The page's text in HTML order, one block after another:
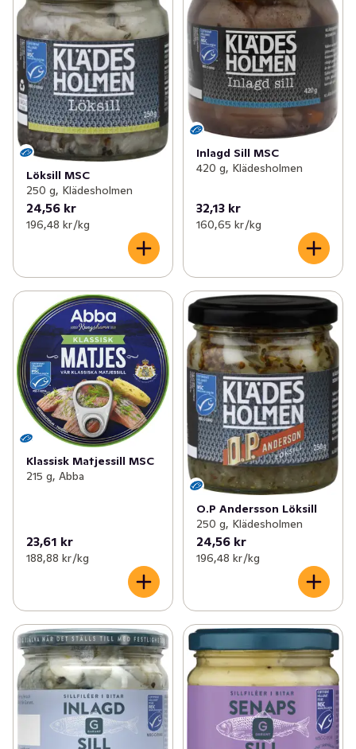
Löksill MSC
250 g, Klädesholmen
24,56 kr
196,48 kr /kg
Inlagd Sill MSC
420 g, Klädesholmen
32,13 kr
160,65 kr /kg
Klassisk Matjessill MSC
215 g, Abba
23,61 kr
188,88 kr /kg
O.P Andersson Löksill
250 g, Klädesholmen
24,56 kr
196,48 kr /kg